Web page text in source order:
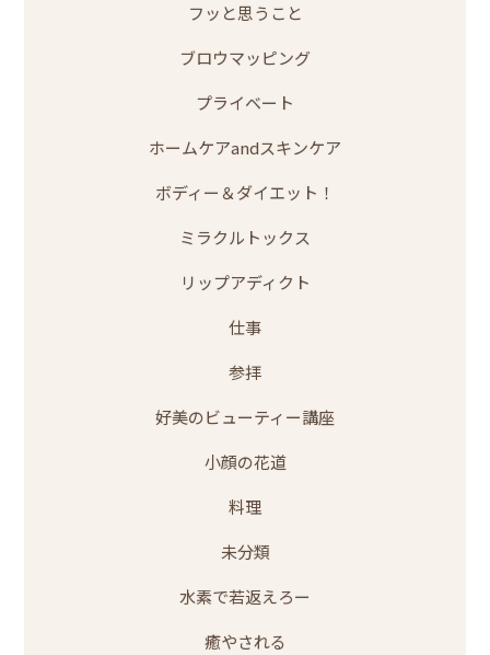
フッと思うこと
ブロウマッピング
プライベート
ホームケアandスキンケア
ボディー＆ダイエット！
ミラクルトックス
リップアディクト
仕事
参拝
好美のビューティー講座
小顔の花道
料理
未分類
水素で若返えろー
癒やされる